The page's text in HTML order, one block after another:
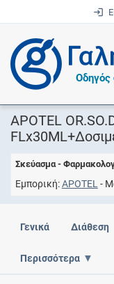
APOTEL
Σκεύασμα -
Εμπορική APOTEL
Γενικά Διάθεση
Περισσότερα